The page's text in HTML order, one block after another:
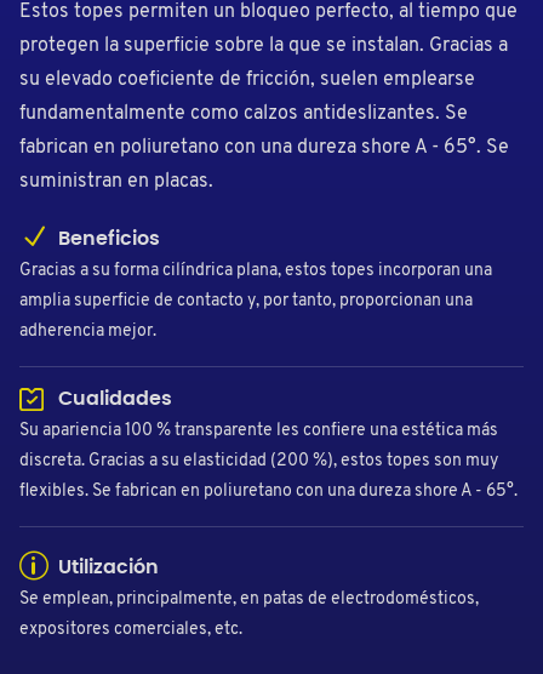
Estos topes permiten un bloqueo perfecto, al tiempo que
protegen la superficie sobre la que se instalan. Gracias a
su elevado coeficiente de fricción, suelen emplearse
fundamentalmente como calzos antideslizantes. Se
fabrican en poliuretano con una dureza shore A - 65°. Se
suministran en placas.
Beneficios
Gracias a su forma cilíndrica plana, estos topes incorporan una
amplia superficie de contacto y, por tanto, proporcionan una
adherencia mejor.
Cualidades
Su apariencia 100 % transparente les confiere una estética más
discreta. Gracias a su elasticidad (200 %), estos topes son muy
flexibles. Se fabrican en poliuretano con una dureza shore A - 65°.
Utilización
Se emplean, principalmente, en patas de electrodomésticos,
expositores comerciales, etc.